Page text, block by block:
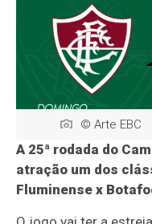
© Arte EBC
A 25ª rodada do
atração um dos
Fluminense x